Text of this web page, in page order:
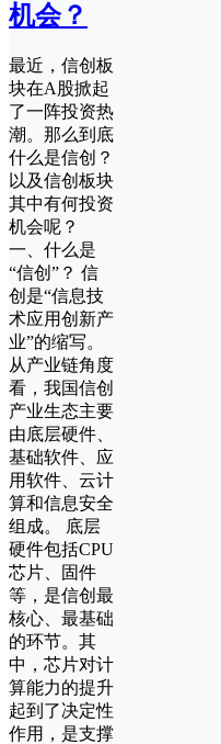
机会？
最近，信创板
块在A股掀起
了一阵投资热
潮。那么到底
什么是信创？
以及信创板块
其中有何投资
机会呢？
一、什么是
“信创”？ 信
创是“信息技
术应用创新产
业”的缩写。
从产业链角度
看，我国信创
产业生态主要
由底层硬件、
基础软件、应
用软件、云计
算和信息安全
组成。 底层
硬件包括CPU
芯片、固件
等，是信创最
核心、最基础
的环节。其
中，芯片对计
算能力的提升
起到了决定性
作用，是支撑